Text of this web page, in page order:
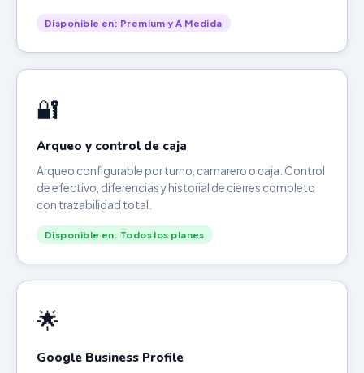
Disponible en: Premium y A Medida
🔐
Arqueo y control de caja
Arqueo configurable por turno, camarero o caja. Control
de efectivo, diferencias y historial de cierres completo
con trazabilidad total.
Disponible en: Todos los planes
🌟
Google Business Profile